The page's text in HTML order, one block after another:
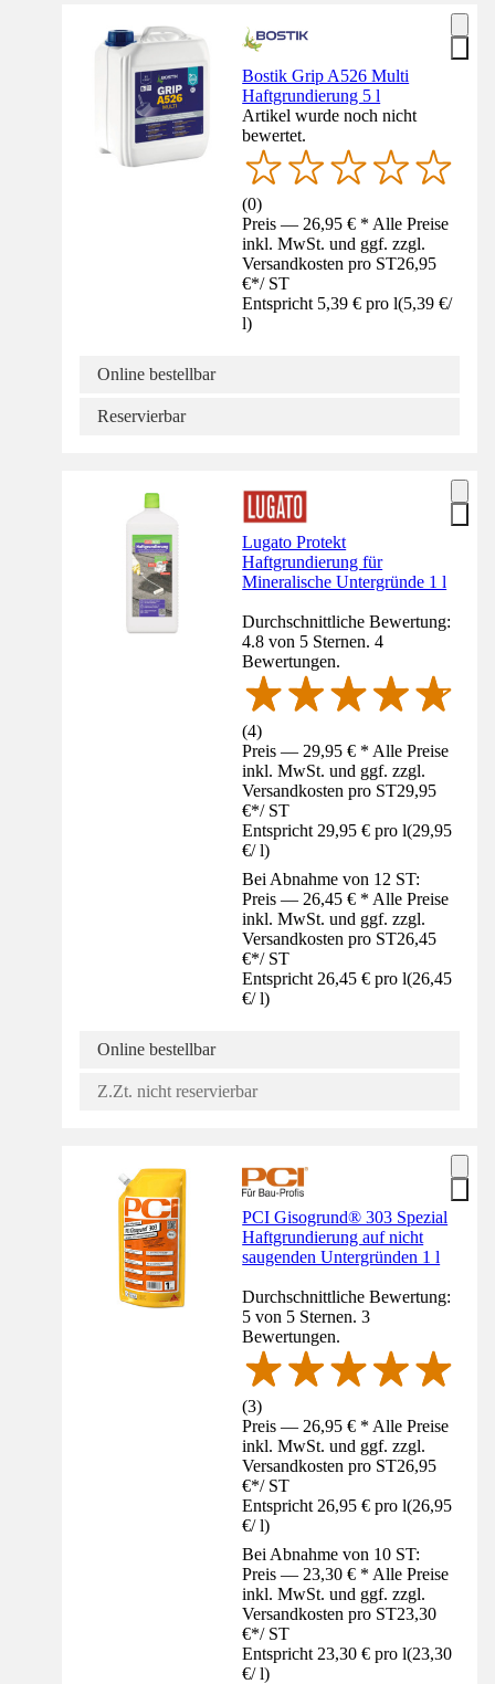
Bostik Grip A526 Multi
Haftgrundierung 5 l
Artikel wurde noch nicht
bewertet.
(0)
Preis — 26,95 € * Alle Preise
inkl. MwSt. und ggf. zzgl.
Versandkosten pro ST26,95
€*/ ST
Entspricht 5,39 € pro l(5,39 €/
l)
Online bestellbar
Reservierbar
Lugato Protekt
Haftgrundierung für
Mineralische Untergründe 1 l
Durchschnittliche Bewertung:
4.8 von 5 Sternen. 4
Bewertungen.
(4)
Preis — 29,95 € * Alle Preise
inkl. MwSt. und ggf. zzgl.
Versandkosten pro ST29,95
€*/ ST
Entspricht 29,95 € pro l(29,95
€/ l)
Bei Abnahme von 12 ST:
Preis — 26,45 € * Alle Preise
inkl. MwSt. und ggf. zzgl.
Versandkosten pro ST26,45
€*/ ST
Entspricht 26,45 € pro l(26,45
€/ l)
Online bestellbar
Z.Zt. nicht reservierbar
PCI Gisogrund® 303 Spezial
Haftgrundierung auf nicht
saugenden Untergründen 1 l
Durchschnittliche Bewertung:
5 von 5 Sternen. 3
Bewertungen.
(3)
Preis — 26,95 € * Alle Preise
inkl. MwSt. und ggf. zzgl.
Versandkosten pro ST26,95
€*/ ST
Entspricht 26,95 € pro l(26,95
€/ l)
Bei Abnahme von 10 ST:
Preis — 23,30 € * Alle Preise
inkl. MwSt. und ggf. zzgl.
Versandkosten pro ST23,30
€*/ ST
Entspricht 23,30 € pro l(23,30
€/ l)